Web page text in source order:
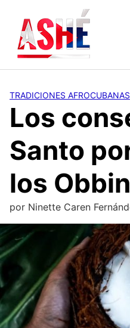
contenido
TRADICIONES AFROCUBANAS
Los
Santo
los
por Ninette Caren